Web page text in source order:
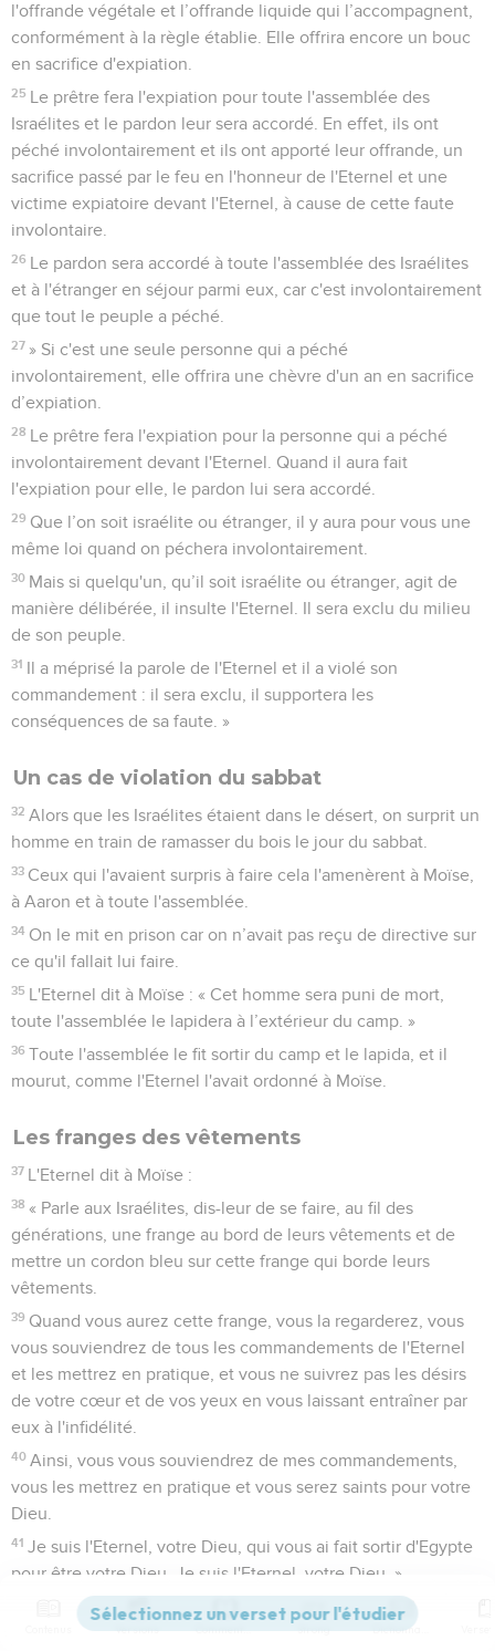
l'offrande végétale et l’offrande liquide qui l’accompagnent,
conformément à la règle établie. Elle offrira encore un bouc
en sacrifice d'expiation.
25 Le prêtre fera l'expiation pour toute l'assemblée des
Israélites et le pardon leur sera accordé. En effet, ils ont
péché involontairement et ils ont apporté leur offrande, un
sacrifice passé par le feu en l'honneur de l'Eternel et une
victime expiatoire devant l'Eternel, à cause de cette faute
involontaire.
26 Le pardon sera accordé à toute l'assemblée des Israélites
et à l'étranger en séjour parmi eux, car c'est involontairement
que tout le peuple a péché.
27 » Si c'est une seule personne qui a péché
involontairement, elle offrira une chèvre d'un an en sacrifice
d’expiation.
28 Le prêtre fera l'expiation pour la personne qui a péché
involontairement devant l'Eternel. Quand il aura fait
l'expiation pour elle, le pardon lui sera accordé.
29 Que l’on soit israélite ou étranger, il y aura pour vous une
même loi quand on péchera involontairement.
30 Mais si quelqu'un, qu’il soit israélite ou étranger, agit de
manière délibérée, il insulte l'Eternel. Il sera exclu du milieu
de son peuple.
31 Il a méprisé la parole de l'Eternel et il a violé son
commandement : il sera exclu, il supportera les
conséquences de sa faute. »
Un cas de violation du sabbat
32 Alors que les Israélites étaient dans le désert, on surprit un
homme en train de ramasser du bois le jour du sabbat.
33 Ceux qui l'avaient surpris à faire cela l'amenèrent à Moïse,
à Aaron et à toute l'assemblée.
34 On le mit en prison car on n’avait pas reçu de directive sur
ce qu'il fallait lui faire.
35 L'Eternel dit à Moïse : « Cet homme sera puni de mort,
toute l'assemblée le lapidera à l’extérieur du camp. »
36 Toute l'assemblée le fit sortir du camp et le lapida, et il
mourut, comme l'Eternel l'avait ordonné à Moïse.
Les franges des vêtements
37 L'Eternel dit à Moïse :
38 « Parle aux Israélites, dis-leur de se faire, au fil des
générations, une frange au bord de leurs vêtements et de
mettre un cordon bleu sur cette frange qui borde leurs
vêtements.
39 Quand vous aurez cette frange, vous la regarderez, vous
vous souviendrez de tous les commandements de l'Eternel
et les mettrez en pratique, et vous ne suivrez pas les désirs
de votre cœur et de vos yeux en vous laissant entraîner par
eux à l'infidélité.
40 Ainsi, vous vous souviendrez de mes commandements,
vous les mettrez en pratique et vous serez saints pour votre
Dieu.
41 Je suis l'Eternel, votre Dieu, qui vous ai fait sortir d'Egypte
pour être votre Dieu. Je suis l'Eternel, votre Dieu. »
Nombres 16
Versions Commentaires Strong